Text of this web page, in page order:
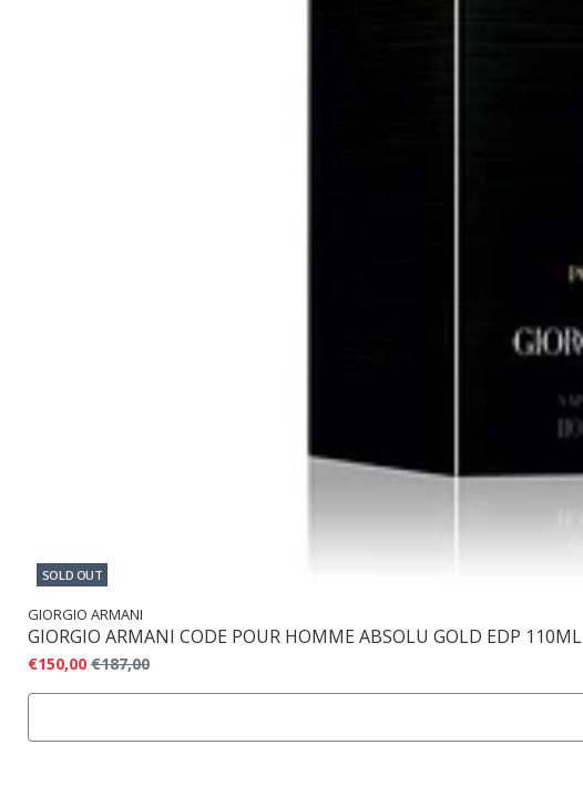
SOLD OUT
GIORGIO ARMANI
GIORGIO ARMANI CODE POUR HOMME ABSOLU GOLD EDP 110ML
€150,00 €187,00